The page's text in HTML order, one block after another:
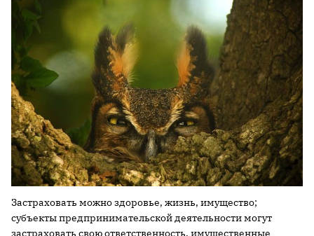
Застраховать можно здоровье, жизнь, имущество;
субъекты предпринимательской деятельности могут